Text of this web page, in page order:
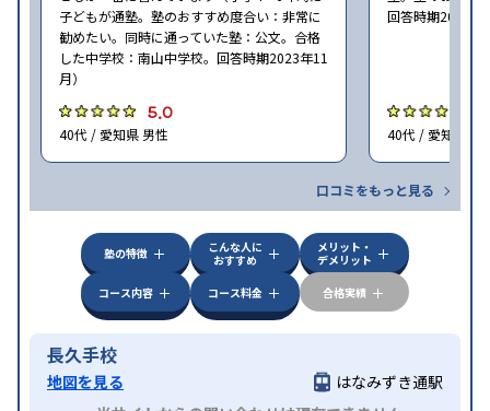
子どもが通塾。塾のおすすめ度合い：非常に
勧めたい。同時に通っていた塾：公文。合格
した中学校：南山中学校。回答時期2023年11
月）
5.0
40代 / 愛知県 男性
回答時期2023年
40代 / 愛知県 男
口コミをもっと見る
塾の特徴
こんな人に
おすすめ
メリット・
デメリット
コース内容
コース料金 合格実績
長久手校
地図を見る
はなみずき通駅